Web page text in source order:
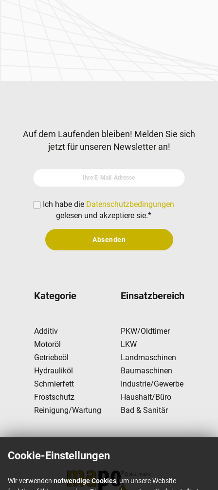
Kategorie
Additiv
Motoröl
Getriebeöl
Hydrauliköl
Schmierfett
Frostschutz
Reinigung/Wartung
Einsatzbereich
PKW/Oldtimer
LKW
Landmaschinen
Baumaschinen
Industrie/Gewerbe
Haushalt/Büro
Bad & Sanitär
Newsletter
Auf dem Laufenden bleiben! Melden Sie sich
jetzt für unseren Newsletter an!
Ihre E-Mail-Adresse
Ich habe die Datenschutzbedingungen
gelesen und akzeptiere sie.*
Absenden
Cookie-Einstellungen
Wir verwenden notwendige Cookies, um unsere Website